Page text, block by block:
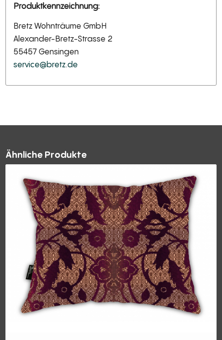
Produktkennzeichnung:
Bretz Wohnträume GmbH
Alexander-Bretz-Strasse 2
55457 Gensingen
service@bretz.de
Ähnliche Produkte